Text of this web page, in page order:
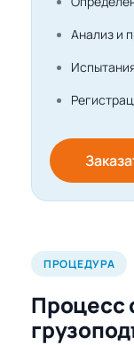
Анализ и
ПРОЦЕДУРА
Процесс